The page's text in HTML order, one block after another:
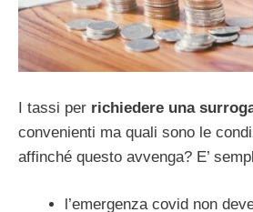
I tassi per richiedere una
convenienti ma quali sono le
affinché questo avvenga? E’
l’emergenza covid non